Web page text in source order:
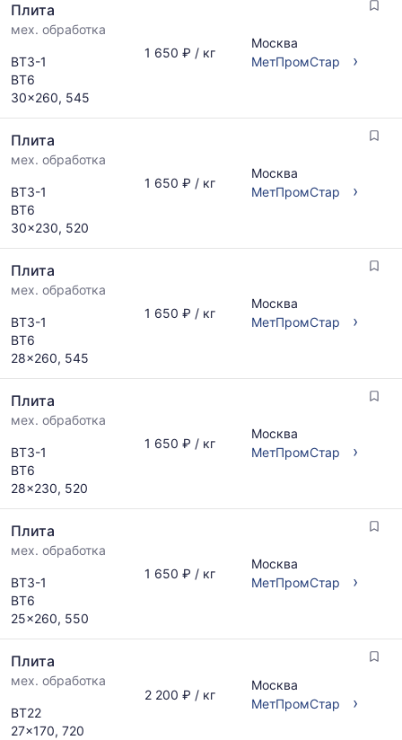
Плита
мех. обработка
ВТ3-1
ВТ6
30x260, 545
1 650 ₽ / кг
Москва
МетПромСтар
›
Плита
мех. обработка
ВТ3-1
ВТ6
30x230, 520
1 650 ₽ / кг
Москва
МетПромСтар
›
Плита
мех. обработка
ВТ3-1
ВТ6
28x260, 545
1 650 ₽ / кг
Москва
МетПромСтар
›
Плита
мех. обработка
ВТ3-1
ВТ6
28x230, 520
1 650 ₽ / кг
Москва
МетПромСтар
›
Плита
мех. обработка
ВТ3-1
ВТ6
25x260, 550
1 650 ₽ / кг
Москва
МетПромСтар
›
Плита
мех. обработка
ВТ22
27x170, 720
2 200 ₽ / кг
Москва
МетПромСтар
›